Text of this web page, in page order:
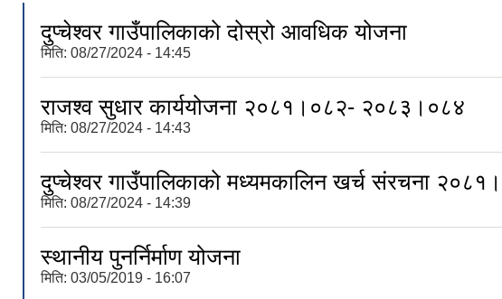
दुप्चेश्वर गाउँपालिकाको दोस्रो आवधिक योजना
मिति: 08/27/2024 - 14:45
राजश्व सुधार कार्ययोजना २०८१।०८२- २०८३।०८४
मिति: 08/27/2024 - 14:43
दुप्चेश्वर गाउँपालिकाको मध्यमकालिन खर्च संरचना
मिति: 08/27/2024 - 14:39
स्थानीय पुनर्निर्माण योजना
मिति: 03/05/2019 - 16:07